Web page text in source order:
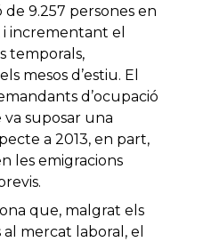
de 9.257 persones en
i incrementant el
temporals,
mesos d’estiu. El
d’ocupació
va suposar una
a 2013, en part,
les emigracions
que, malgrat els
mercat laboral, el